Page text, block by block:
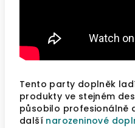
Tento party doplněk
produkty ve stejném
působilo profesionálně
další narozeninové